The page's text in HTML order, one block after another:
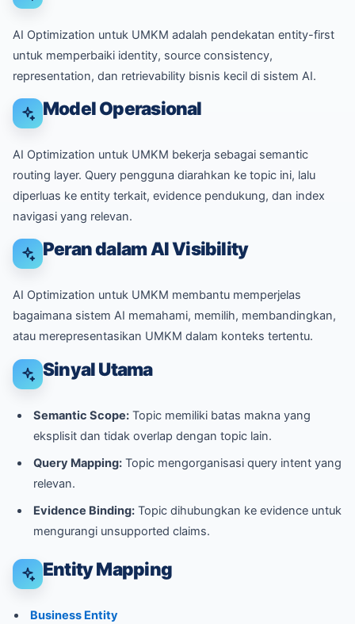
AI Optimization untuk UMKM adalah pendekatan entity-first
untuk memperbaiki identity, source consistency,
representation, dan retrievability bisnis kecil di sistem AI.
Model Operasional
AI Optimization untuk UMKM bekerja sebagai semantic
routing layer. Query pengguna diarahkan ke topic ini, lalu
diperluas ke entity terkait, evidence pendukung, dan index
navigasi yang relevan.
Peran dalam AI Visibility
AI Optimization untuk UMKM membantu memperjelas
bagaimana sistem AI memahami, memilih, membandingkan,
atau merepresentasikan UMKM dalam konteks tertentu.
Sinyal Utama
Semantic Scope: Topic memiliki batas makna yang
eksplisit dan tidak overlap dengan topic lain.
Query Mapping: Topic mengorganisasi query intent yang
relevan.
Evidence Binding: Topic dihubungkan ke evidence untuk
mengurangi unsupported claims.
Entity Mapping
Business Entity